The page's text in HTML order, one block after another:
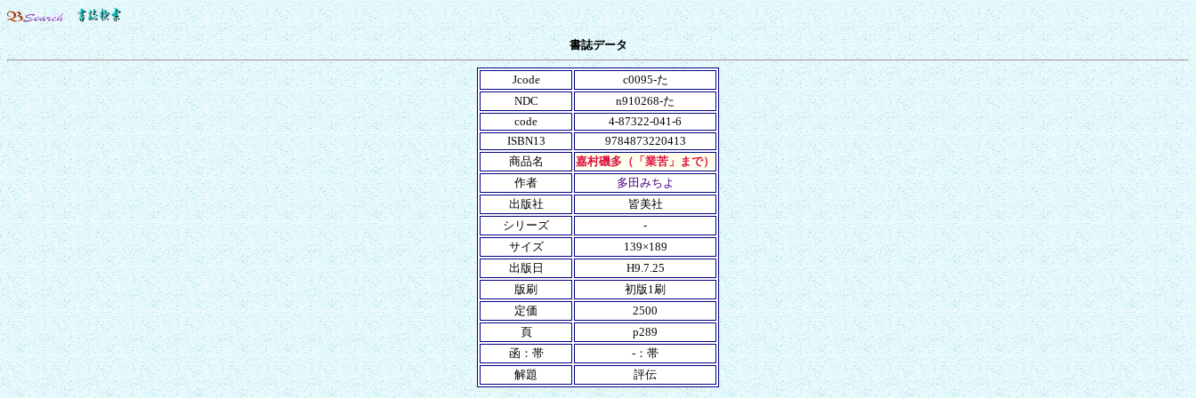
書誌データ
Jcode
c0095-た
NDC
n910268-た
code
4-87322-041-6
ISBN13
9784873220413
商品名
嘉村磯多（「業苦」まで）
作者
多田みちよ
出版社
皆美社
シリーズ
-
サイズ
139×189
出版日
H9.7.25
版刷
初版1刷
定価
2500
頁
p289
函：帯
-：帯
解題
評伝